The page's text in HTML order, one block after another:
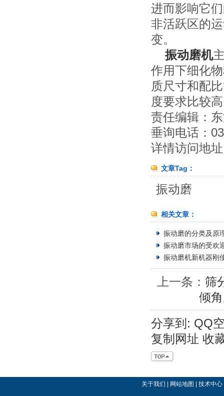
进而影响它
非活跃区的
变。
振动磨机
作用下细化
质尺寸和配
度要求比较
责任编辑：
垂询电话：
详情访问地
文章Tag：
振动磨
相关文章：
振动磨的分类及原
振动磨市场的受欢
振动磨机新机器刚
上一条： 筛
倾
分享到: QQ
复制网址 收
关于我们 网站地图 技术中心